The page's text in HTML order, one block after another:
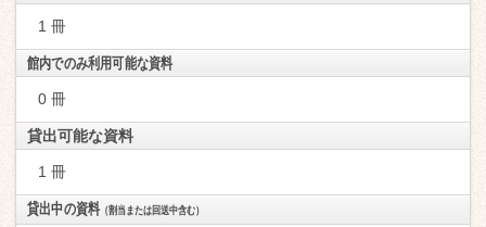
1 冊
館内でのみ利用可能な資料
0 冊
貸出可能な資料
1 冊
貸出中の資料（割当または回送中含む）